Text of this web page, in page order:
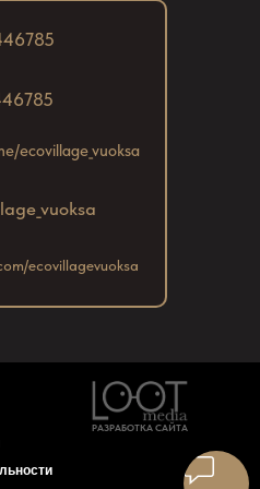
ecovillagevuoksa
ecovillage_vuoksa
РАЗРАБОТКА САЙТА